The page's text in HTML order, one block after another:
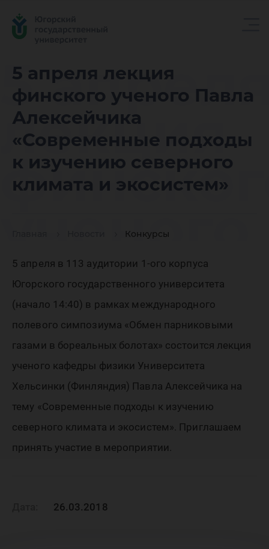
5 апреля лекция
финского ученого Павла
Алексейчика
«Современные подходы
к изучению северного
климата и экосистем»
Конкурсы
5
лекция
5 апреля в 113 аудитории 1-ого корпуса
Югорского государственного университета
(начало 14:40) в рамках международного
полевого симпозиума «Обмен парниковыми
газами в бореальных болотах» состоится лекция
ученого кафедры физики Университета
Хельсинки (Финляндия) Павла Алексейчика на
тему «Современные подходы к изучению
северного климата и экосистем». Приглашаем
принять участие в мероприятии.
26.03.2018